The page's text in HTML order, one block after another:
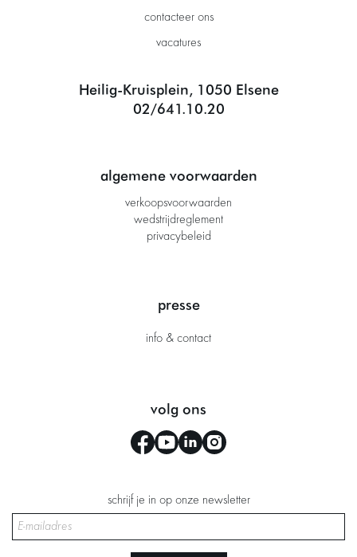
contacteer ons
vacatures
Heilig-Kruisplein, 1050 Elsene
02/641.10.20
algemene voorwaarden
verkoopsvoorwaarden
wedstrijdreglement
privacybeleid
presse
info & contact
volg ons
schrijf je in op onze newsletter